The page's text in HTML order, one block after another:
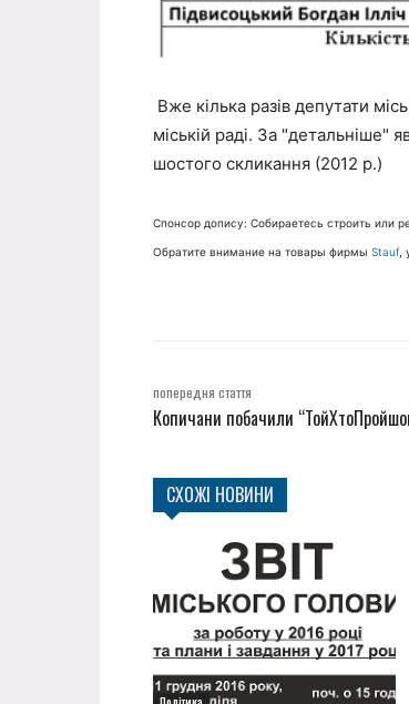
Вже кілька разів депутати
міській раді. За "детальніше"
шостого скликання (2012 р.)
Спонсор допису: Собираетесь строить или
Обратите внимание на товары фирмы Stauf,
попередня стаття
Копичани побачили
СХОЖІ НОВИНИ